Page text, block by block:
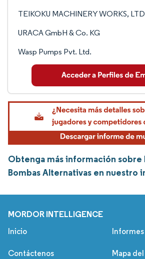
TEIKOKU MACHINERY WORKS, LTD
URACA GmbH & Co. KG
Wasp Pumps Pvt. Ltd.
Obtenga más información sobre
Bombas Alternativas en nuestro
MORDOR INTELLIGENCE
Inicio Informes
Contáctenos Mapa